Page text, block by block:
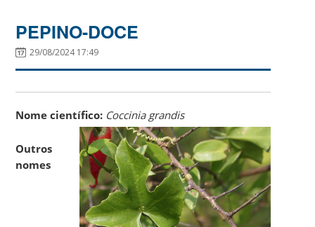
PEPINO-DOCE
29/08/2024 17:49
Nome científico: Coccinia grandis
Outros
nomes